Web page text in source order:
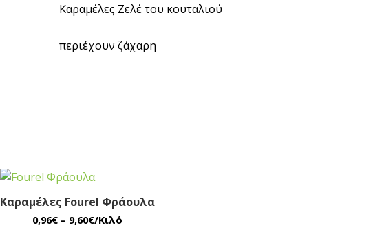
Καραμέλες Ζελέ του κουταλιού
περιέχουν ζάχαρη
Καραμέλες Fourel Φράουλα
0,96€ – 9,60€/Κιλό